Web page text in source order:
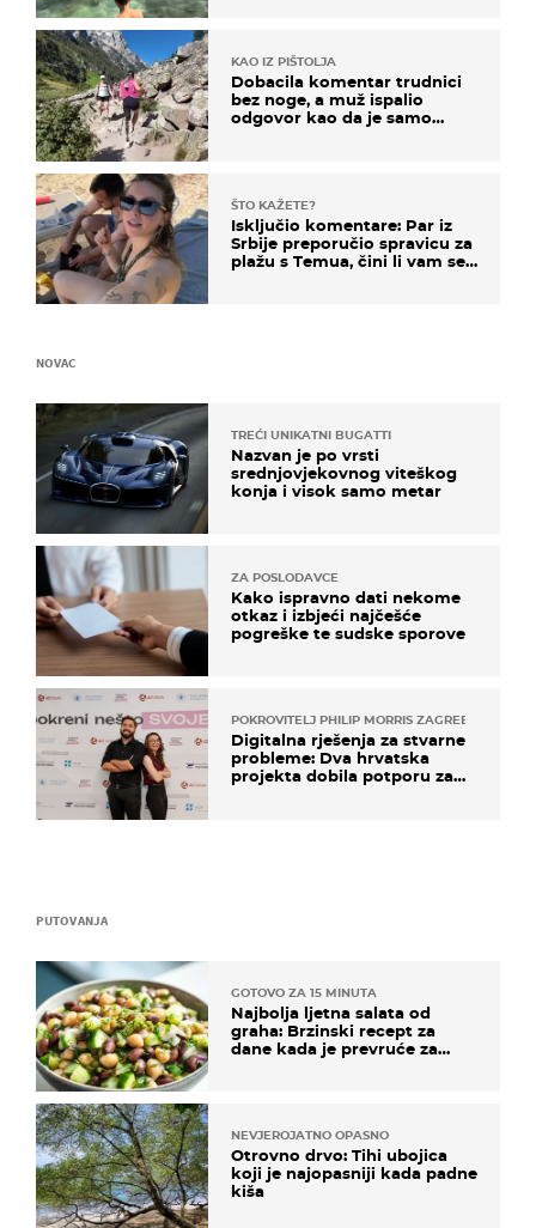
KAO IZ PIŠTOLJA
Dobacila komentar trudnici
bez noge, a muž ispalio
odgovor kao da je samo
ŠTO KAŽETE?
Isključio komentare: Par iz
Srbije preporučio spravicu za
plažu s Temua, čini li vam se
PUTOVANJA
GOTOVO ZA 15 MINUTA
Najbolja ljetna salata od
graha: Brzinski recept za
dane kada je prevruće za
NEVJEROJATNO OPASNO
Otrovno drvo: Tihi ubojica
koji je najopasniji kada padne
kiša
NOVAC
TREĆI UNIKATNI BUGATTI
Nazvan je po vrsti
srednjovjekovnog viteškog
konja i visok samo metar
ZA POSLODAVCE
Kako ispravno dati nekome
otkaz i izbjeći najčešće
pogreške te sudske sporove
POKROVITELJ PHILIP MORRIS ZAGREB
Digitalna rješenja za stvarne
probleme: Dva hrvatska
projekta dobila potporu za